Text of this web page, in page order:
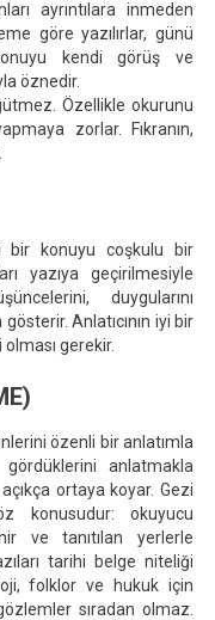
ayrıntılara inmeden
göre yazılırlar, günü
kendi görüş ve
öznedir.
Özellikle okurunu
zorlar. Fıkranın,
bir konuyu coşkulu bir
yazıya geçirilmesiyle
duygularını
Anlatıcının iyi bir
gerekir.
özenli bir anlatımla
anlatmakla
ortaya koyar. Gezi
konusudur: okuyucu
ve tanıtılan yerlerle
tarihi belge niteliği
folklor ve hukuk için
sıradan olmaz.